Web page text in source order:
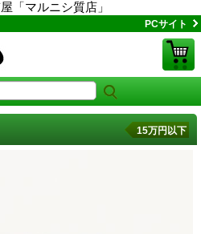
「マルニシ質店」
PCサイト
15万円以下